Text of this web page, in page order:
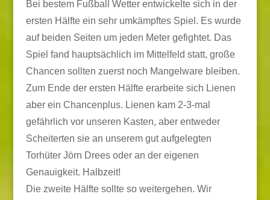
Bei bestem Fußball Wetter entwickelte sich in der
ersten Hälfte ein sehr umkämpftes Spiel. Es wurde
auf beiden Seiten um jeden Meter gefightet. Das
Spiel fand hauptsächlich im Mittelfeld statt, große
Chancen sollten zuerst noch Mangelware bleiben.
Zum Ende der ersten Hälfte erarbeite sich Lienen
aber ein Chancenplus. Lienen kam 2-3-mal
gefährlich vor unseren Kasten, aber entweder
Scheiterten sie an unserem gut aufgelegten
Torhüter Jörn Drees oder an der eigenen
Genauigkeit. Halbzeit!
Die zweite Hälfte sollte so weitergehen. Wir